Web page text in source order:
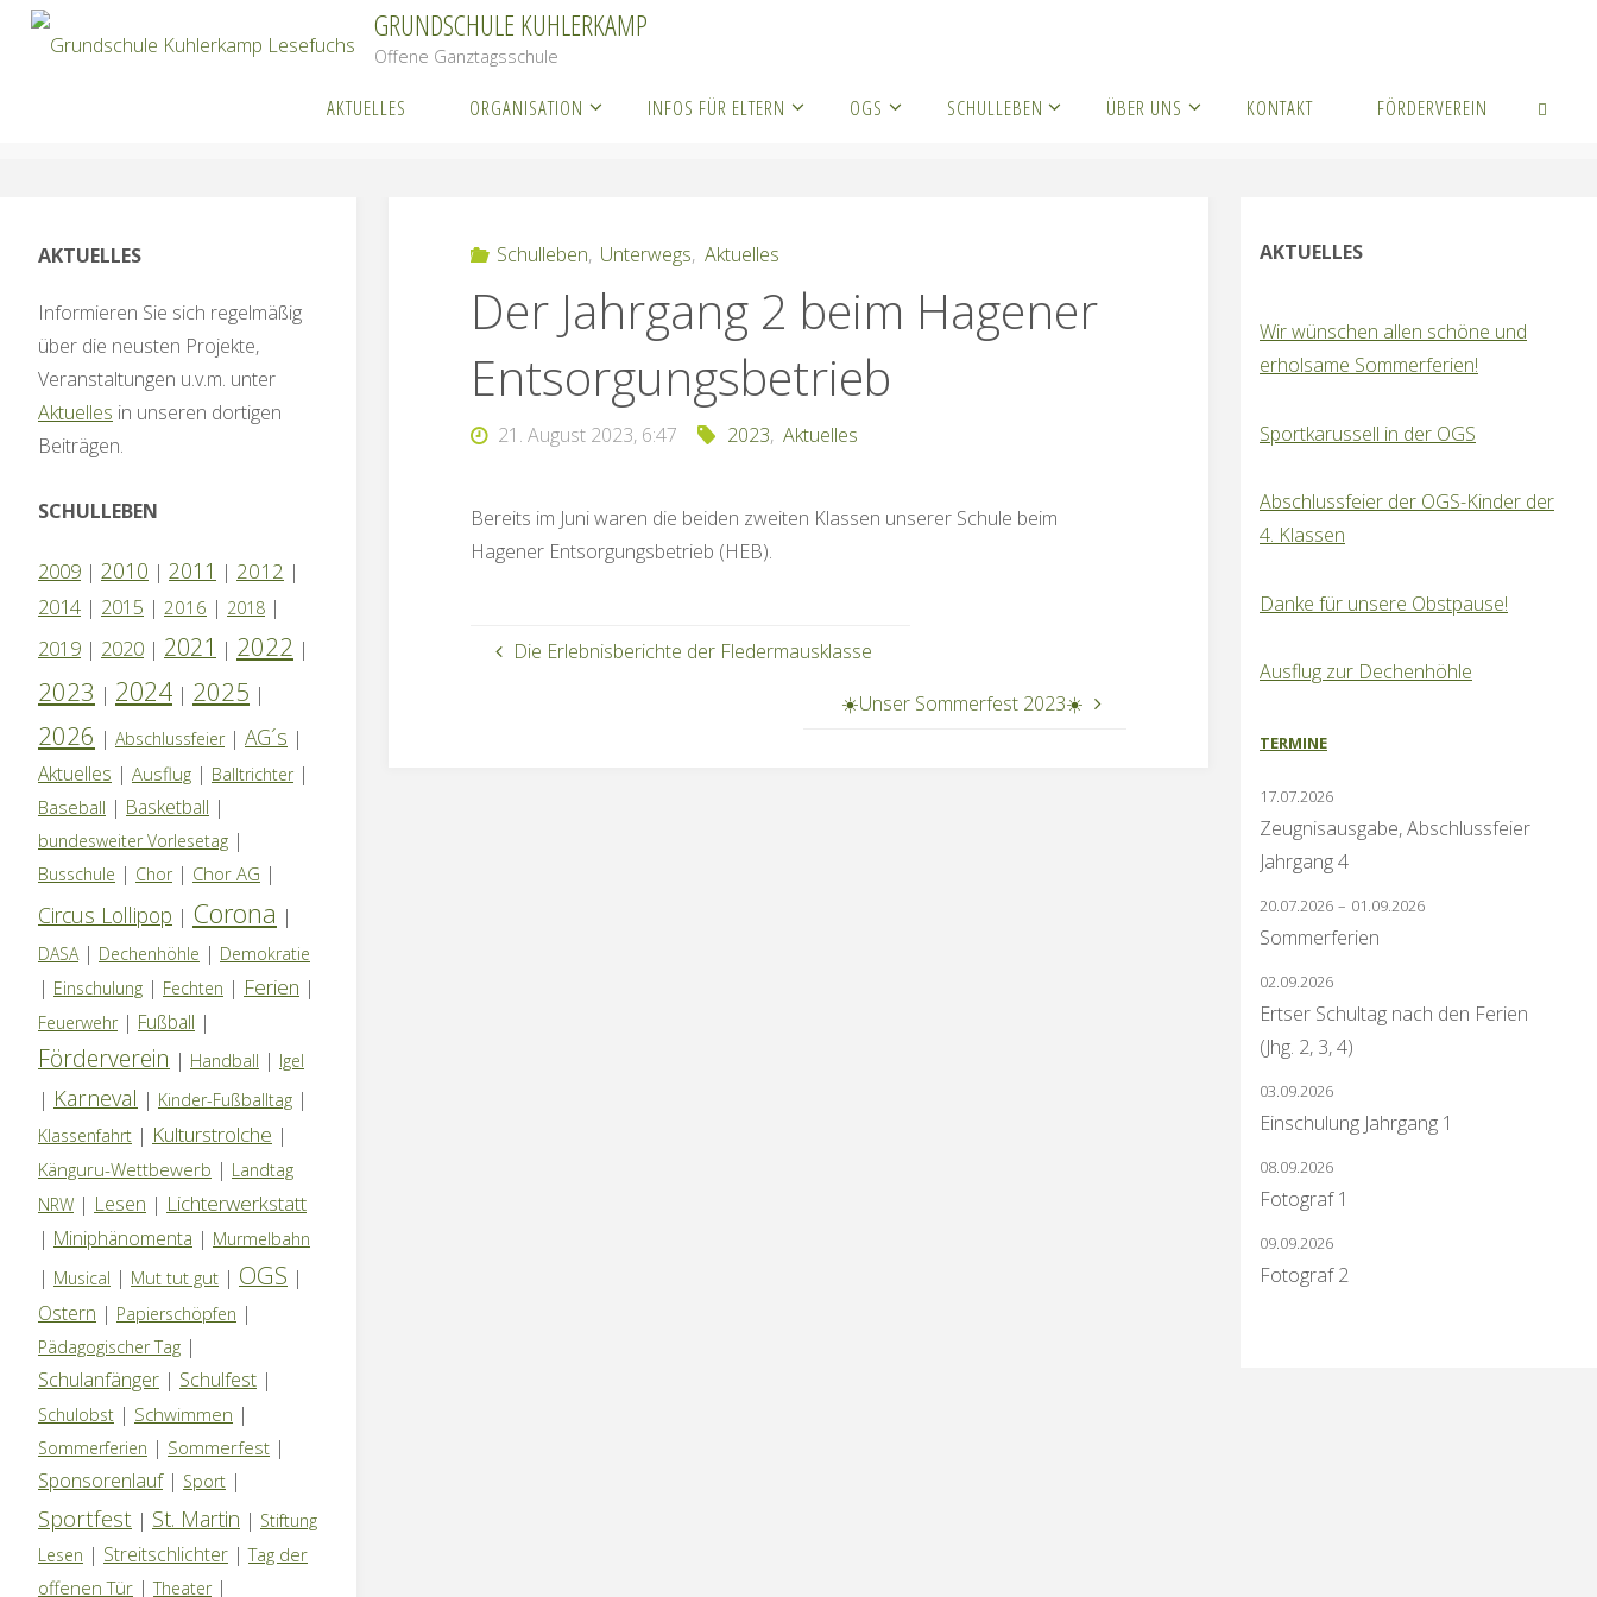
Zum
GRUNDSCHULE KUHLERKAMP
Offene Ganztagsschule
AKTUELLES ORGANISATION INFOS FÜR ELTERN OGS SCHULLEBEN ÜBER UNS KONTAKT FÖRDERVEREIN
Schulleben, Unterwegs, Aktuelles
Der Jahrgang 2 beim Hagener
Entsorgungsbetrieb
21. August 2023, 6:47 2023, Aktuelles
Bereits im Juni waren die beiden zweiten Klassen unserer Schule beim
Hagener Entsorgungsbetrieb (HEB).
Die Erlebnisberichte der Fledermausklasse
☀️Unser Sommerfest 2023☀️
AKTUELLES
Informieren Sie sich regelmäßig
über die neusten Projekte,
Veranstaltungen u.v.m. unter
Aktuelles in unseren dortigen
Beiträgen.
SCHULLEBEN
2009 | 2010 | 2011 | 2012 |
2014 | 2015 | 2016 | 2018 |
2019 | 2020 | 2021 | 2022 |
2023 | 2024 | 2025 |
2026 | Abschlussfeier | AG´s |
Aktuelles | Ausflug | Balltrichter |
Baseball | Basketball |
bundesweiter Vorlesetag |
Busschule | Chor | Chor AG |
Circus Lollipop | Corona |
DASA| Dechenhöhle | Demokratie
| Einschulung | Fechten | Ferien |
Feuerwehr | Fußball |
Förderverein | Handball | Igel
| Karneval | Kinder-Fußballtag |
Klassenfahrt | Kulturstrolche |
Känguru-Wettbewerb | Landtag
NRW | Lesen | Lichterwerkstatt
| Miniphänomenta | Murmelbahn
| Musical | Mut tut gut | OGS |
Ostern | Papierschöpfen |
Pädagogischer Tag |
Schulanfänger | Schulfest |
Schulobst | Schwimmen |
Sommerferien | Sommerfest |
Sponsorenlauf| Sport |
Sportfest | St. Martin | Stiftung
Lesen | Streitschlichter |Tag der
offenen Tür | Theater |
AKTUELLES
Wir wünschen allen schöne und
erholsame Sommerferien!
Sportkarussell in der OGS
Abschlussfeier der OGS-Kinder der
4. Klassen
Danke für unsere Obstpause!
Ausflug zur Dechenhöhle
TERMINE
17.07.2026
Zeugnisausgabe, Abschlussfeier
Jahrgang 4
20.07.2026 – 01.09.2026
Sommerferien
02.09.2026
Ertser Schultag nach den Ferien
(Jhg. 2, 3, 4)
03.09.2026
Einschulung Jahrgang 1
08.09.2026
Fotograf 1
09.09.2026
Fotograf 2